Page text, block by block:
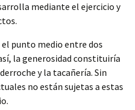
mediante el ejercicio y
punto medio entre dos
la generosidad constituiría
y la tacañería. Sin
no están sujetas a estas